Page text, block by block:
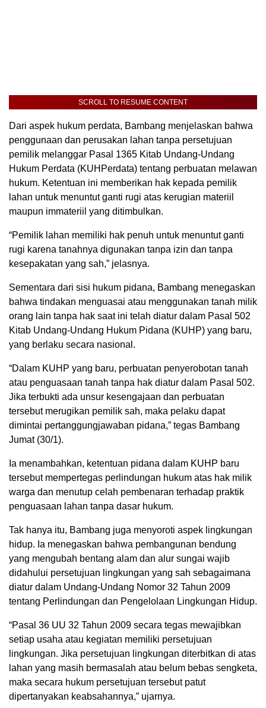
SCROLL TO RESUME CONTENT
Dari aspek hukum perdata, Bambang menjelaskan bahwa
penggunaan dan perusakan lahan tanpa persetujuan
pemilik melanggar Pasal 1365 Kitab Undang-Undang
Hukum Perdata (KUHPerdata) tentang perbuatan melawan
hukum. Ketentuan ini memberikan hak kepada pemilik
lahan untuk menuntut ganti rugi atas kerugian materiil
maupun immateriil yang ditimbulkan.
“Pemilik lahan memiliki hak penuh untuk menuntut ganti
rugi karena tanahnya digunakan tanpa izin dan tanpa
kesepakatan yang sah,” jelasnya.
Sementara dari sisi hukum pidana, Bambang menegaskan
bahwa tindakan menguasai atau menggunakan tanah milik
orang lain tanpa hak saat ini telah diatur dalam Pasal 502
Kitab Undang-Undang Hukum Pidana (KUHP) yang baru,
yang berlaku secara nasional.
“Dalam KUHP yang baru, perbuatan penyerobotan tanah
atau penguasaan tanah tanpa hak diatur dalam Pasal 502.
Jika terbukti ada unsur kesengajaan dan perbuatan
tersebut merugikan pemilik sah, maka pelaku dapat
dimintai pertanggungjawaban pidana,” tegas Bambang
Jumat (30/1).
Ia menambahkan, ketentuan pidana dalam KUHP baru
tersebut mempertegas perlindungan hukum atas hak milik
warga dan menutup celah pembenaran terhadap praktik
penguasaan lahan tanpa dasar hukum.
Tak hanya itu, Bambang juga menyoroti aspek lingkungan
hidup. Ia menegaskan bahwa pembangunan bendung
yang mengubah bentang alam dan alur sungai wajib
didahului persetujuan lingkungan yang sah sebagaimana
diatur dalam Undang-Undang Nomor 32 Tahun 2009
tentang Perlindungan dan Pengelolaan Lingkungan Hidup.
“Pasal 36 UU 32 Tahun 2009 secara tegas mewajibkan
setiap usaha atau kegiatan memiliki persetujuan
lingkungan. Jika persetujuan lingkungan diterbitkan di atas
lahan yang masih bermasalah atau belum bebas sengketa,
maka secara hukum persetujuan tersebut patut
dipertanyakan keabsahannya,” ujarnya.